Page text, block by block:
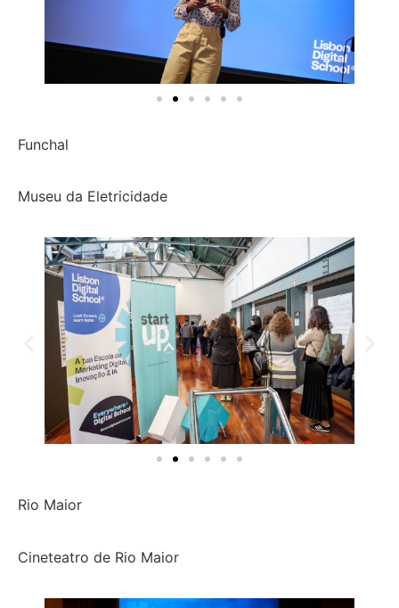
Funchal
Museu da Eletricidade
Rio Maior
Cineteatro de Rio Maior